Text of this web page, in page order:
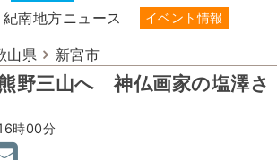
南地方ニュース イベント情報
山県 新宮市
野三山へ 神仏画家の塩澤さ
時00分